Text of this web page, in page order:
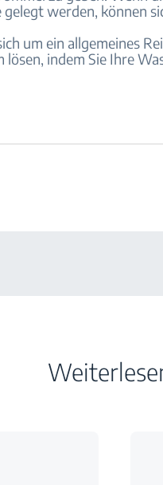
werden, können
um ein allgemeines
lösen, indem Sie Ihre